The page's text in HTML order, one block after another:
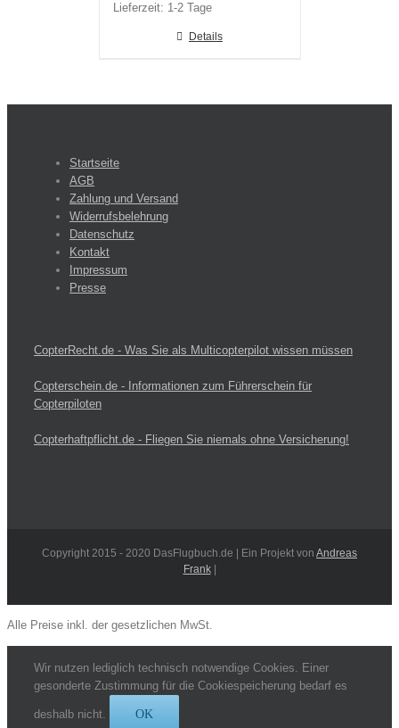
Lieferzeit: 1-2 Tage
Details
Startseite
AGB
Zahlung und Versand
Widerrufsbelehrung
Datenschutz
Kontakt
Impressum
Presse
CopterRecht.de - Was Sie als Multicopterpilot wissen müssen
Copterschein.de - Informationen zum Führerschein für
Copterpiloten
Copterhaftpflicht.de - Fliegen Sie niemals ohne Versicherung!
Copyright 2015 - 2020 DasFlugbuch.de | Ein Projekt von Andreas
Frank|
Alle Preise inkl. der gesetzlichen MwSt.
Wir nutzen lediglich technisch notwendige Cookies. Einer
gesonderte Zustimmung für die Cookiespeicherung bedarf es
deshalb nicht. OK